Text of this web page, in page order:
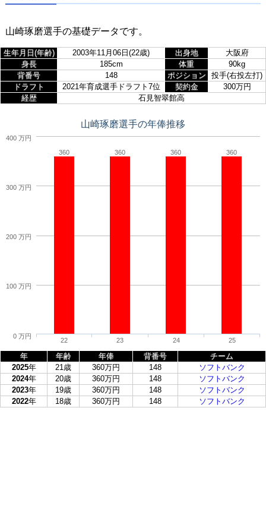
山崎琢磨選手の基礎データです。
生年月日(年齢) 2003年11月06日(22歳) 出身地
大阪府
身長
185cm 体重
90kg
背番号
148 ポジション
投手(右投左打)
ドラフト
2021年育成選手ドラフト7位 契約金
300万円
経歴
石見智翠館高
山崎琢磨選手の年俸推移
360 360 360 360
22 23 24 25
0 万円
100 万円
200 万円
300 万円
400 万円
年 年齢 年俸 背番号
チーム
2025年 21歳 360万円 148
ソフトバンク
2024年 20歳 360万円 148
ソフトバンク
2023年 19歳 360万円 148
ソフトバンク
2022年 18歳 360万円 148 ソフトバンク